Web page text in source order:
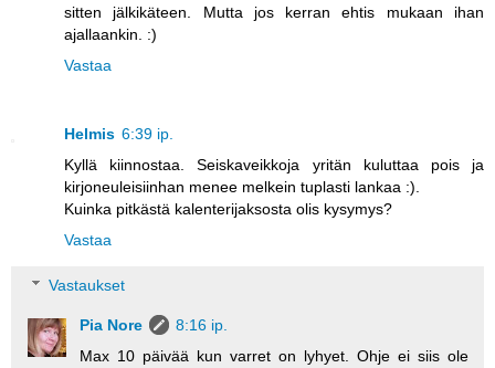
sitten jälkikäteen. Mutta jos kerran ehtis mukaan ihan
ajallaankin. :)
Vastaa
Helmis 6:39 ip.
Kyllä kiinnostaa. Seiskaveikkoja yritän kuluttaa pois ja
kirjoneuleisiinhan menee melkein tuplasti lankaa :).
Kuinka pitkästä kalenterijaksosta olis kysymys?
Vastaa
Vastaukset
Pia Nore
8:16 ip.
Max 10 päivää kun varret on lyhyet. Ohje ei siis ole